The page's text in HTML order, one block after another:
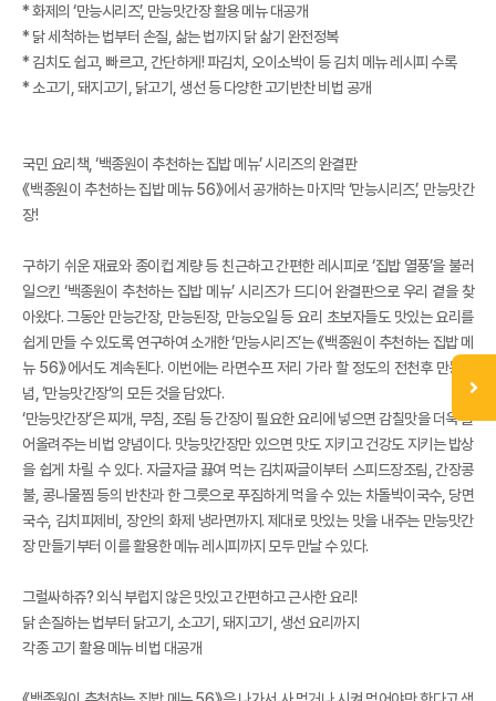
* 화제의 ‘만능시리즈’, 만능맛간장 활용 메뉴 대공개
* 닭 세척하는 법부터 손질, 삶는 법까지 닭 삶기 완전정복
* 김치도 쉽고, 빠르고, 간단하게! 파김치, 오이소박이 등 김치 메뉴 레시피 수록
* 소고기, 돼지고기, 닭고기, 생선 등 다양한 고기반찬 비법 공개
국민 요리책, ‘백종원이 추천하는 집밥 메뉴’ 시리즈의 완결판
《백종원이 추천하는 집밥 메뉴 56》에서 공개하는 마지막 ‘만능시리즈’, 만능맛간
장!
구하기 쉬운 재료와 종이컵 계량 등 친근하고 간편한 레시피로 ‘집밥 열풍’을 불러
일으킨 ‘백종원이 추천하는 집밥 메뉴’ 시리즈가 드디어 완결판으로 우리 곁을 찾
아왔다. 그동안 만능간장, 만능된장, 만능오일 등 요리 초보자들도 맛있는 요리를
쉽게 만들 수 있도록 연구하여 소개한 ‘만능시리즈’는 《백종원이 추천하는 집밥 메
뉴 56》에서도 계속된다. 이번에는 라면수프 저리 가라 할 정도의 전천후 만능양
념, ‘만능맛간장’의 모든 것을 담았다.
‘만능맛간장’은 찌개, 무침, 조림 등 간장이 필요한 요리에 넣으면 감칠맛을 더욱 끌
어올려주는 비법 양념이다. 맛능맛간장만 있으면 맛도 지키고 건강도 지키는 밥상
을 쉽게 차릴 수 있다. 자글자글 끓여 먹는 김치짜글이부터 스피드장조림, 간장콩
불, 콩나물찜 등의 반찬과 한 그릇으로 푸짐하게 먹을 수 있는 차돌박이국수, 당면
국수, 김치피제비, 장안의 화제 냉라면까지. 제대로 맛있는 맛을 내주는 만능맛간
장 만들기부터 이를 활용한 메뉴 레시피까지 모두 만날 수 있다.
그럴싸하쥬? 외식 부럽지 않은 맛있고 간편하고 근사한 요리!
닭 손질하는 법부터 닭고기, 소고기, 돼지고기, 생선 요리까지
각종 고기 활용 메뉴 비법 대공개